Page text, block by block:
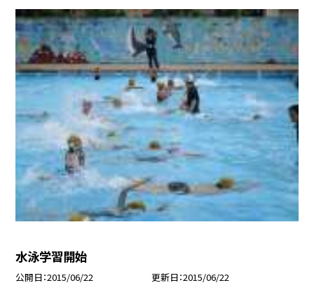
水泳学習開始
公開日 2015/06/22 更新日 2015/06/22